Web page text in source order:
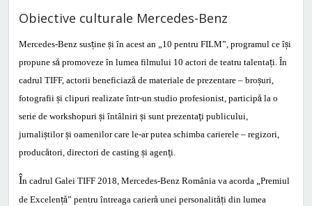
Obiective culturale Mercedes-Benz
Mercedes-Benz susține șiîn acest an „10 pentru FILM”, programul ce își
propune săpromoveze în lumea filmului 10 actori de teatru talentați. În
cadrul TIFF, actorii beneficiazăde materiale de prezentare – broșuri,
fotografii și clipuri realizate într-un studio profesionist, participăla o
serie de workshopuri și întâlniri și sunt prezentaţi publicului,
jurnaliștilorși oamenilor care le-ar putea schimba carierele – regizori,
producători, directori de casting și agenţi.
În cadrul Galei TIFF 2018, Mercedes-Benz România va acorda „Premiul
de Excelență” pentru întreaga carierăunei personalități din lumea